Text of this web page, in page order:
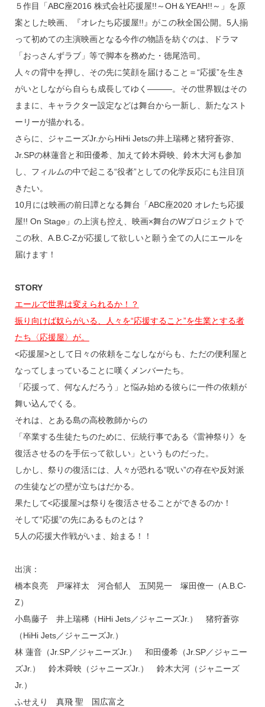
５作目「ABC座2016 株式会社応援屋!!～OH＆YEAH!!～」を原
案とした映画、『オレたち応援屋!!』がこの秋全国公開。5人揃
って初めての主演映画となる今作の物語を紡ぐのは、ドラマ
「おっさんずラブ」等で脚本を務めた・徳尾浩司。
人々の背中を押し、その先に笑顔を届けること＝“応援”を生き
がいとしながら自らも成長してゆく―――。その世界観はその
ままに、キャラクター設定などは舞台から一新し、新たなスト
ーリーが描かれる。
さらに、ジャニーズJr.からHiHi Jetsの井上瑞稀と猪狩蒼弥、
Jr.SPの林蓮音と和田優希、加えて鈴木舜映、鈴木大河も参加
し、フィルムの中で起こる“役者”としての化学反応にも注目頂
きたい。
10月には映画の前日譚となる舞台「ABC座2020 オレたち応援
屋!! On Stage」の上演も控え、映画×舞台のWプロジェクトで
この秋、A.B.C-Zが応援して欲しいと願う全ての人にエールを
届けます！
STORY
エールで世界は変えられるか！？
振り向けば奴らがいる、人々を“応援すること”を生業とする者
たち〈応援屋〉が。
<応援屋>として日々の依頼をこなしながらも、ただの便利屋と
なってしまっていることに嘆くメンバーたち。
「応援って、何なんだろう」と悩み始める彼らに一件の依頼が
舞い込んでくる。
それは、とある島の高校教師からの
「卒業する生徒たちのために、伝統行事である《雷神祭り》を
復活させるのを手伝って欲しい」というものだった。
しかし、祭りの復活には、人々が恐れる“呪い”の存在や反対派
の生徒などの壁が立ちはだかる。
果たして<応援屋>は祭りを復活させることができるのか！
そして“応援”の先にあるものとは？
5人の応援大作戦がいま、始まる！！
出演：
橋本良亮 戸塚祥太 河合郁人 五関晃一 塚田僚一（A.B.C-
Z）
小島藤子 井上瑞稀（HiHi Jets／ジャニーズJr.） 猪狩蒼弥
（HiHi Jets／ジャニーズJr.）
林 蓮音（Jr.SP／ジャニーズJr.） 和田優希（Jr.SP／ジャニー
ズJr.） 鈴木舜映（ジャニーズJr.） 鈴木大河（ジャニーズ
Jr.）
ふせえり 真飛 聖 国広富之